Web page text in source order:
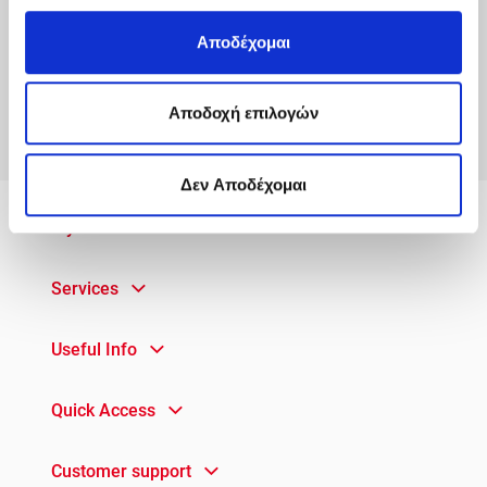
Αποδέχομαι
Aποδοχή επιλογών
Δεν Αποδέχομαι
MyACS
Services
Useful Info
Quick Access
Customer support